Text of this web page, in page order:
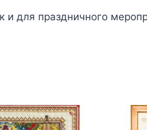
и для праздничного